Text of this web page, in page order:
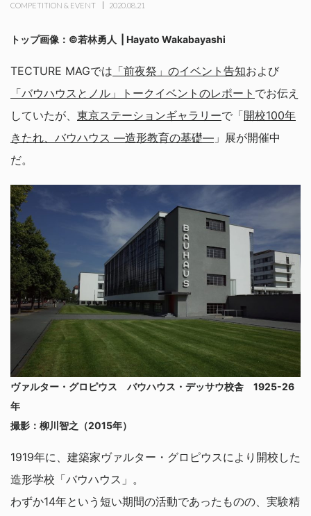
COMPETITION & EVENT 2020.08.21
トップ画像：©若林勇人 | Hayato Wakabayashi
TECTURE MAGでは 「前夜祭」のイベント告知および
「バウハウスとノル」トークイベントのレポート でお伝え
していたが、 東京ステーションギャラリーで「開校100年
きたれ、バウハウス ―造形教育の基礎― 」展が開催中
だ。
ヴァルター・グロピウス バウハウス・デッサウ校舎 1925-26
年
撮影：柳川智之（2015年）
1919年に、建築家ヴァルター・グロピウスにより開校した
造形学校「バウハウス」。
わずか14年という短い期間の活動であったものの、実験精